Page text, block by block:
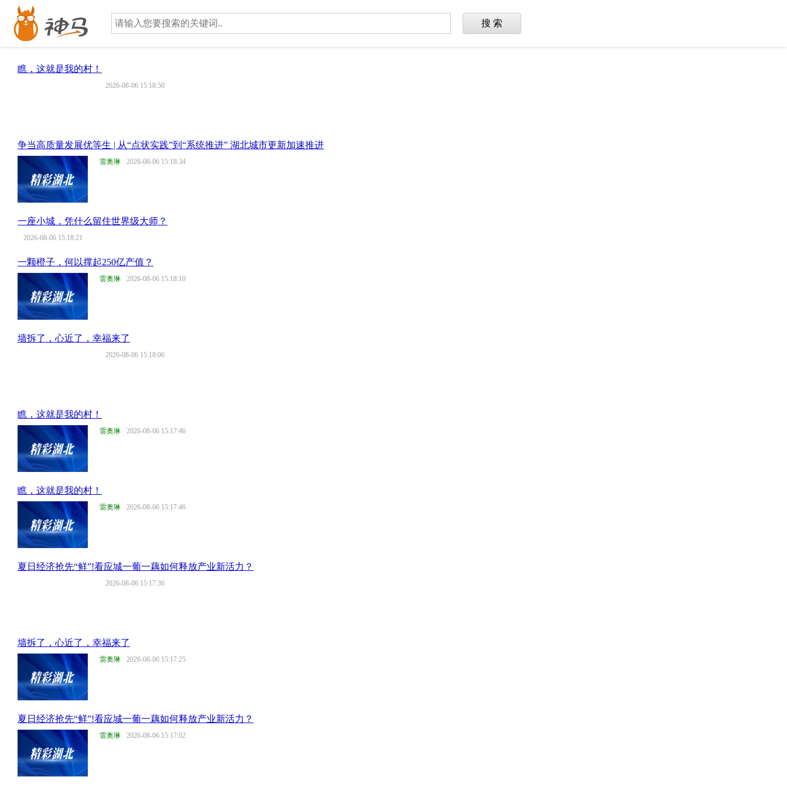
搜 索
瞧，这就是我的村！
2026-08-06 15:18:50
争当高质量发展优等生 | 从“点状实践”到“系统推进” 湖北城市更新加速推进
雷奥琳 2026-08-06 15:18:34
一座小城，凭什么留住世界级大师？
2026-08-06 15:18:21
一颗橙子，何以撑起250亿产值？
雷奥琳 2026-08-06 15:18:10
墙拆了，心近了，幸福来了
2026-08-06 15:18:06
瞧，这就是我的村！
雷奥琳 2026-08-06 15:17:46
瞧，这就是我的村！
雷奥琳 2026-08-06 15:17:46
夏日经济抢先“鲜”!看应城一葡一藕如何释放产业新活力？
2026-08-06 15:17:36
墙拆了，心近了，幸福来了
雷奥琳 2026-08-06 15:17:25
夏日经济抢先“鲜”!看应城一葡一藕如何释放产业新活力？
雷奥琳 2026-08-06 15:17:02